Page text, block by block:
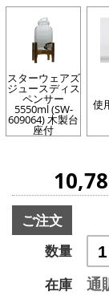
スターウェアズ
ジュースディス
ペンサー
5550ml (SW-
609064) 木製台
座付
使
ご注文
数量
在庫
通